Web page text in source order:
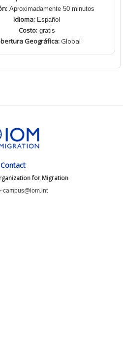
Aproximadamente 50 minutos
Idioma: Español
Costo:gratis
Geográfica:Global
Contact
for Migration
campus@iom.int